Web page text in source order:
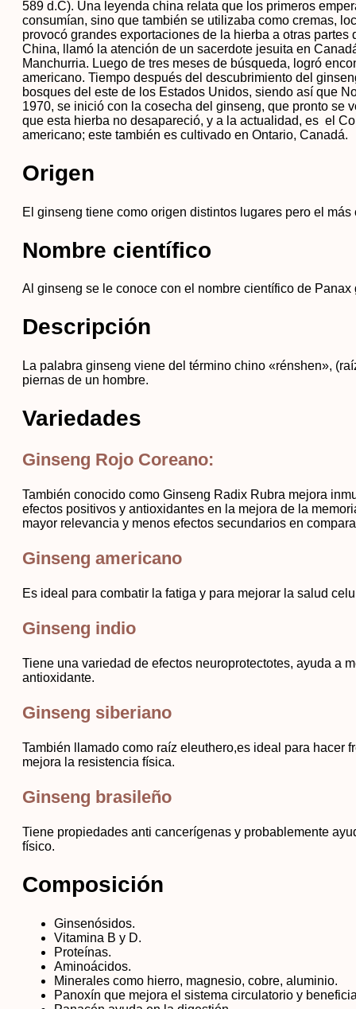
589 d.C). Una leyenda china relata que los primeros
consumían, sino que también se utilizaba como cremas,
provocó grandes exportaciones de la hierba a otras
China, llamó la atención de un sacerdote jesuita en
Manchurria. Luego de tres meses de búsqueda, logró
americano. Tiempo después del descubrimiento del
bosques del este de los Estados Unidos, siendo así que
1970, se inició con la cosecha del ginseng, que pronto se
que esta hierba no desapareció, y a la actualidad, es el
americano; este también es cultivado en Ontario, Canadá.
Origen
El ginseng tiene como origen distintos lugares pero el
Nombre científico
Al ginseng se le conoce con el nombre científico de
Descripción
La palabra ginseng viene del término chino «rénshen»,
piernas de un hombre.
Variedades
Ginseng Rojo Coreano:
También conocido como Ginseng Radix Rubra mejora
efectos positivos y antioxidantes en la mejora de la
mayor relevancia y menos efectos secundarios en
Ginseng americano
Es ideal para combatir la fatiga y para mejorar la salud
Ginseng indio
Tiene una variedad de efectos neuroprotectotes, ayuda a
antioxidante.
Ginseng siberiano
También llamado como raíz eleuthero,es ideal para hacer
mejora la resistencia física.
Ginseng brasileño
Tiene propiedades anti cancerígenas y probablemente
físico.
Composición
Ginsenósidos.
Vitamina B y D.
Proteínas.
Aminoácidos.
Minerales como hierro, magnesio, cobre, aluminio.
Panoxín que mejora el sistema circulatorio y